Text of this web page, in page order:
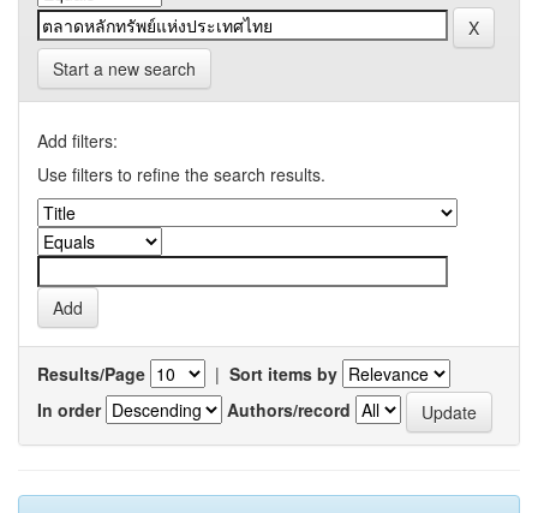
Start a new search
Add filters:
Use filters to refine the search results.
Results/Page | Sort items by
In order
Authors/record